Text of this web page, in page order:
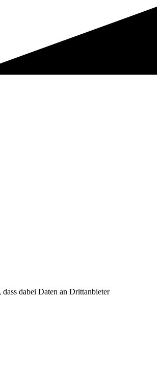
dabei Daten an Drittanbieter